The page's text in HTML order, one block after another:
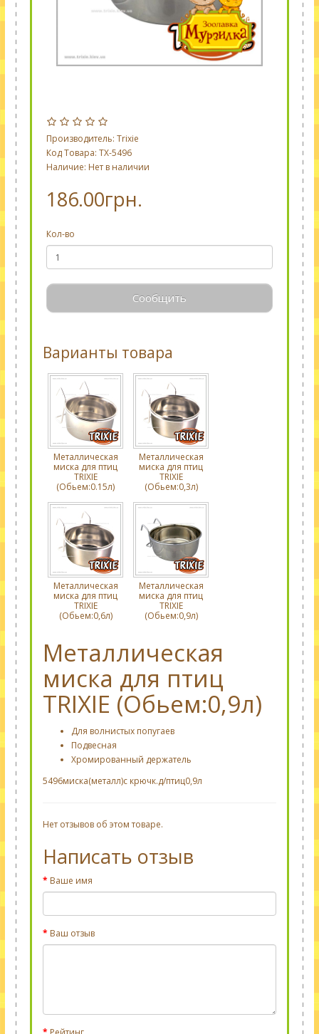
Производитель: Trixie
Код Товара: TX-5496
Наличие: Нет в наличии
186.00грн.
Кол-во
Сообщить
Варианты товара
Металлическая
миска для птиц
TRIXIE
(Обьем:0.15л)
Металлическая
миска для птиц
TRIXIE
(Обьем:0,3л)
Металлическая
миска для птиц
TRIXIE
(Обьем:0,6л)
Металлическая
миска для птиц
TRIXIE
(Обьем:0,9л)
Металлическая
миска для птиц
TRIXIE (Обьем:0,9л)
Для волнистых попугаев
Подвесная
Хромированный держатель
5496миска(металл)с крючк.д/птиц0,9л
Нет отзывов об этом товаре.
Написать отзыв
Ваше имя
Ваш отзыв